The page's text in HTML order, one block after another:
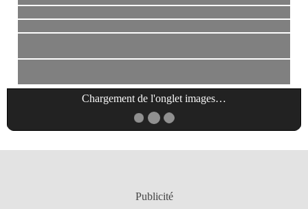
Chargement de l'onglet images…
Publicité